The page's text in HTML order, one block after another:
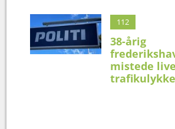
112
38-årig
mistede